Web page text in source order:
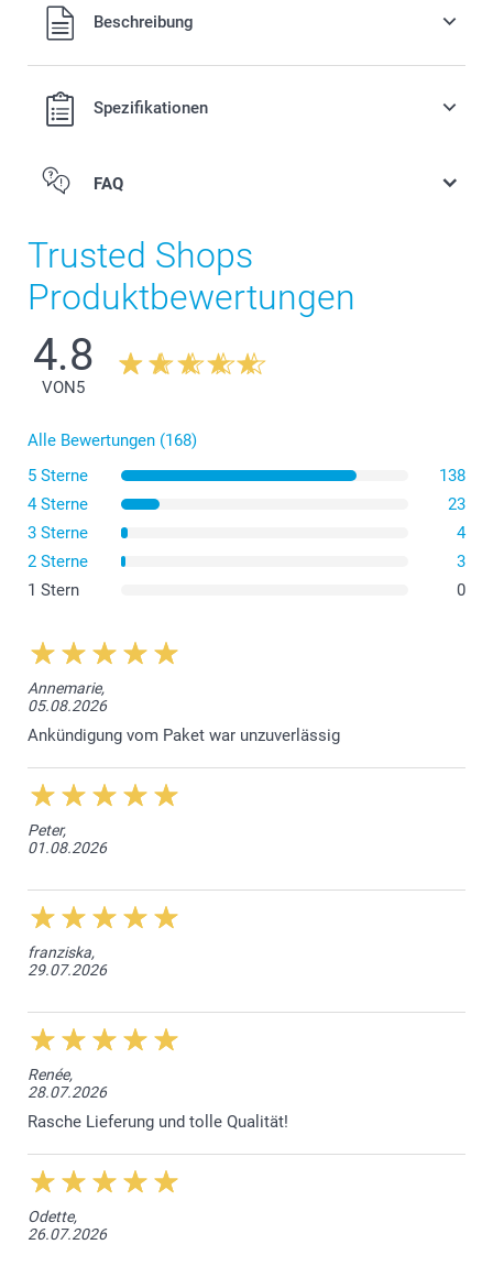
Alle Preise verstehen sich in Schweizer Franken (CHF) inkl.
MwSt. und zzgl. Versandkosten.
Beschreibung
Spezifikationen
FAQ
Trusted Shops
Produktbewertungen
4.8
VON5
Alle Bewertungen (168)
5 Sterne
138
4 Sterne
23
3 Sterne
4
2 Sterne
3
1 Stern
0
Annemarie,
05.08.2026
Ankündigung vom Paket war unzuverlässig
Peter,
01.08.2026
franziska,
29.07.2026
Renée,
28.07.2026
Rasche Lieferung und tolle Qualität!
Odette,
26.07.2026